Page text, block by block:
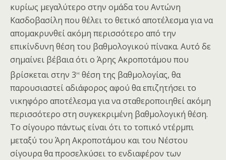
κυρίως μεγαλύτερο στην ομάδα του Αντώνη
Κασδοβασίλη που θέλει το θετικό αποτέλεσμα για να
απομακρυνθεί ακόμη περισσότερο από την
επικίνδυνη θέση του βαθμολογικού πίνακα. Αυτό δε
σημαίνει βέβαια ότι ο Άρης Ακροποτάμου που
βρίσκεται στην 3η θέση της βαθμολογίας, θα
παρουσιαστεί αδιάφορος αφού θα επιζητήσει το
νικηφόρο αποτέλεσμα για να σταθεροποιηθεί ακόμη
περισσότερο στη συγκεκριμένη βαθμολογική θέση.
Το σίγουρο πάντως είναι ότι το τοπικό ντέρμπι
μεταξύ του Άρη Ακροποτάμου και του Νέστου
σίγουρα θα προσελκύσει το ενδιαφέρον των